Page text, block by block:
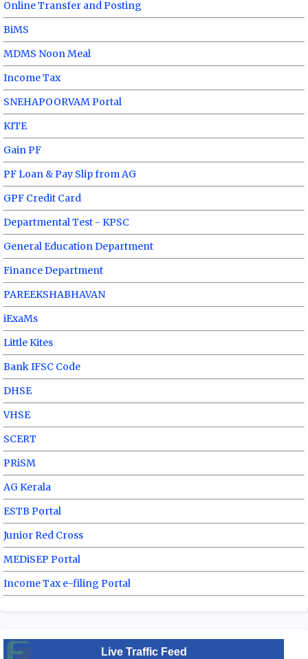
Online Transfer and Posting
BiMS
MDMS Noon Meal
Income Tax
SNEHAPOORVAM Portal
KITE
Gain PF
PF Loan & Pay Slip from AG
GPF Credit Card
Departmental Test - KPSC
General Education Department
Finance Department
PAREEKSHABHAVAN
iExaMs
Little Kites
Bank IFSC Code
DHSE
VHSE
SCERT
PRiSM
AG Kerala
ESTB Portal
Junior Red Cross
MEDiSEP Portal
Income Tax e-filing Portal
Live Traffic Feed